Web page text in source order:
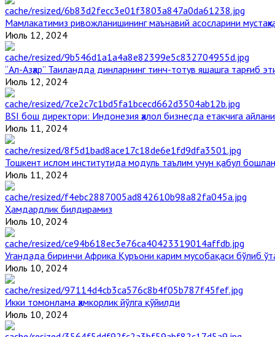
Мамлакатимиз ривожланишининг маънавий асосларини
Июль 12, 2024
“Ал-Азҳар” Таиландда динларнинг тинч-тотув яшашга тарғиб
Июль 12, 2024
BSI бош директори: Индонезия ҳалол бизнесда етакчига
Июль 11, 2024
Тошкент ислом институтида модуль таълим учун қабул
Июль 11, 2024
Ҳамдардлик билдирамиз
Июль 10, 2024
Угандада биринчи Aфрика Қуръони карим мусобақаси бўлиб
Июль 10, 2024
Икки томонлама ҳамкорлик йўлга қўйилди
Июль 10, 2024